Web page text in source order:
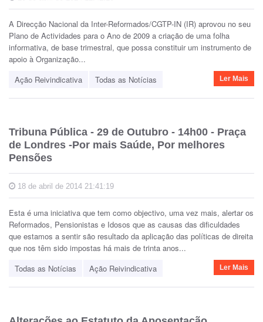
A Direcção Nacional da Inter-Reformados/CGTP-IN (IR) aprovou no seu
Plano de Actividades para o Ano de 2009 a criação de uma folha
informativa, de base trimestral, que possa constituir um instrumento de
apoio à Organização...
Ação Reivindicativa
Todas as Notícias Ler Mais
Tribuna Pública - 29 de Outubro - 14h00 - Praça
de Londres -Por mais Saúde, Por melhores
Pensões
18 de abril de 2014 21:41:19
Esta é uma iniciativa que tem como objectivo, uma vez mais, alertar os
Reformados, Pensionistas e Idosos que as causas das dificuldades
que estamos a sentir são resultado da aplicação das políticas de direita
que nos têm sido impostas há mais de trinta anos...
Todas as Notícias
Ação Reivindicativa Ler Mais